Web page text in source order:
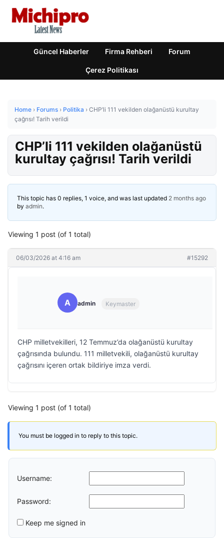
Güncel Haberler Firma Rehberi Forum
Çerez Politikası
Home › Forums › Politika › CHP’li 111 vekilden olağanüstü kurultay
çağrısı! Tarih verildi
CHP’li 111 vekilden olağanüstü
kurultay çağrısı! Tarih verildi
This topic has 0 replies, 1 voice, and was last updated 2 months ago
by admin.
Viewing 1 post (of 1 total)
06/03/2026 at 4:16 am #15292
A admin Keymaster
CHP milletvekilleri, 12 Temmuz’da olağanüstü kurultay
çağrısında bulundu. 111 milletvekili, olağanüstü kurultay
çağrısını içeren ortak bildiriye imza verdi.
Viewing 1 post (of 1 total)
You must be logged in to reply to this topic.
Username:
Password:
Keep me signed in